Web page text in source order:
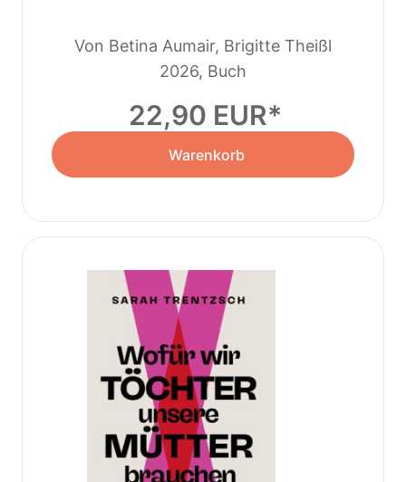
Von Betina Aumair, Brigitte Theißl
2026, Buch
22,90 EUR
Warenkorb